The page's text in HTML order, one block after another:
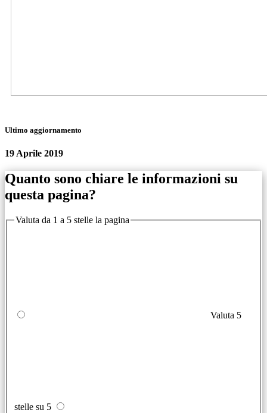
Ultimo aggiornamento
19 Aprile 2019
Quanto sono chiare le informazioni su
questa pagina?
Valuta da 1 a 5 stelle la pagina
Valuta 5
stelle su 5